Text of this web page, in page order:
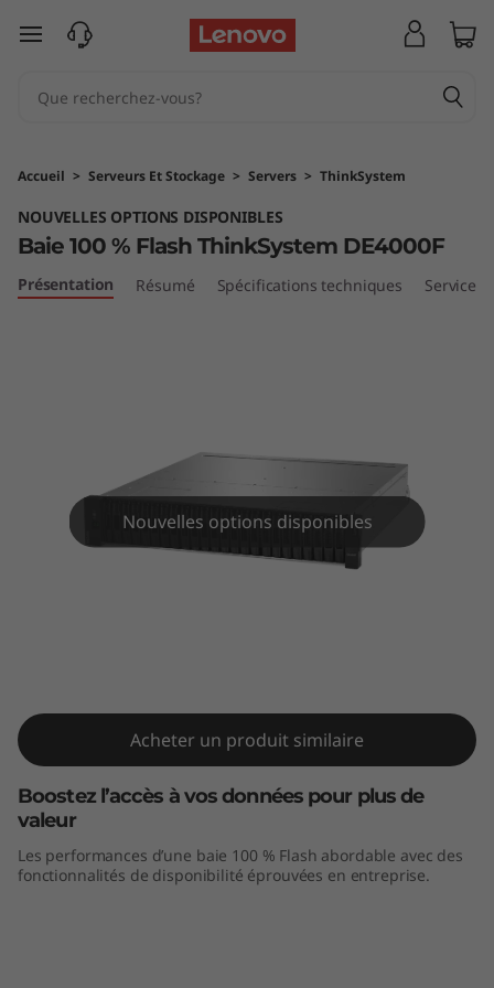
B
e
1
0
0
h
n
k
passer au contenu principal
Accueil > Serveurs Et Stockage > Servers > ThinkSystem
DE4000F
NOUVELLES OPTIONS DISPONIBLES
Baie 100 % Flash ThinkSystem DE4000F
Présentation Résumé Spécifications techniques Services
Nouvelles options disponibles
Acheter un produit similaire
Boostez l’accès à vos données pour plus de
valeur
Les performances d’une baie 100 % Flash abordable avec des
fonctionnalités de disponibilité éprouvées en entreprise.